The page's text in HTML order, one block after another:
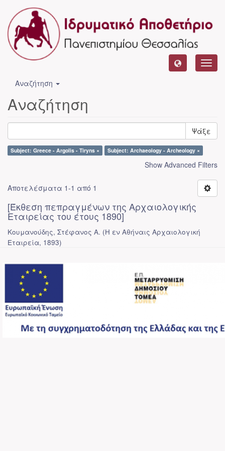
Αναζήτηση
Αναζήτηση
Ψάξε
Subject: Greece - Argolis - Tiryns × Subject: Archaeology - Archeology ×
Show Advanced Filters
Αποτελέσματα 1-1 από 1
[Έκθεση πεπραγμένων της Αρχαιολογικής
Εταιρείας του έτους 1890]
Κουμανούδης, Στέφανος Α. (Η εν Αθήναις Αρχαιολογική
Εταιρεία, 1893)